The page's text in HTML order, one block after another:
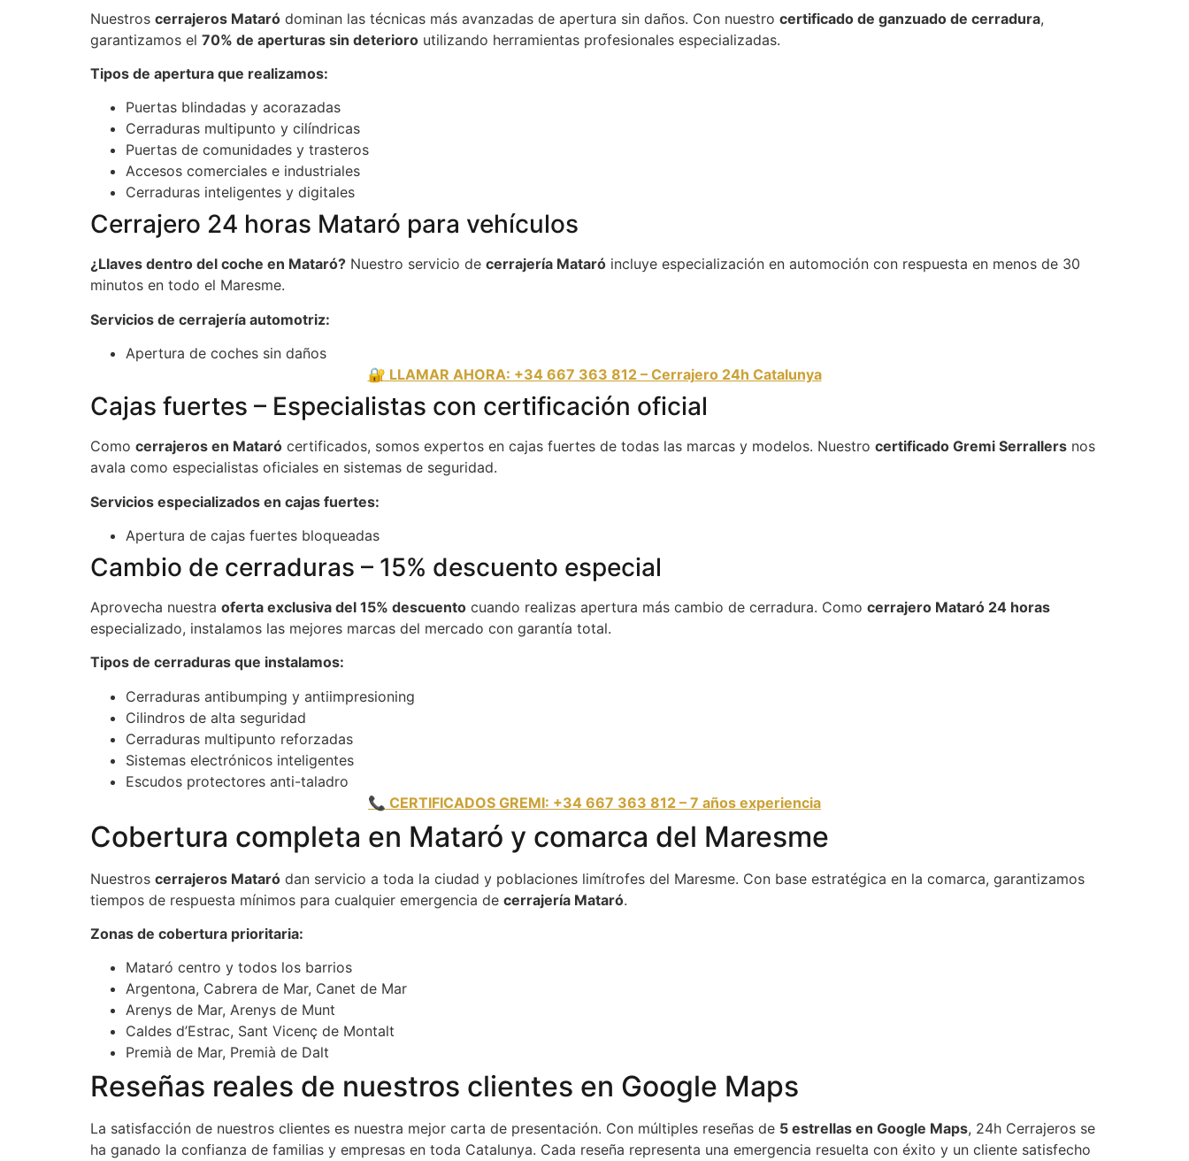
Nuestros cerrajeros Mataró dominan las técnicas más avanzadas de apertura sin daños. Con nuestro certificado de ganzuado de cerradura,
garantizamos el 70% de aperturas sin deterioro utilizando herramientas profesionales especializadas.
Tipos de apertura que realizamos:
Puertas blindadas y acorazadas
Cerraduras multipunto y cilíndricas
Puertas de comunidades y trasteros
Accesos comerciales e industriales
Cerraduras inteligentes y digitales
Cerrajero 24 horas Mataró para vehículos
¿Llaves dentro del coche en Mataró? Nuestro servicio de cerrajería Mataró incluye especialización en automoción con respuesta en menos de 30
minutos en todo el Maresme.
Servicios de cerrajería automotriz:
Apertura de coches sin daños
🔐 LLAMAR AHORA: +34 667 363 812 – Cerrajero 24h Catalunya
Cajas fuertes – Especialistas con certificación oficial
Como cerrajeros en Mataró certificados, somos expertos en cajas fuertes de todas las marcas y modelos. Nuestro certificado Gremi Serrallers nos
avala como especialistas oficiales en sistemas de seguridad.
Servicios especializados en cajas fuertes:
Apertura de cajas fuertes bloqueadas
Cambio de cerraduras – 15% descuento especial
Aprovecha nuestra oferta exclusiva del 15% descuento cuando realizas apertura más cambio de cerradura. Como cerrajero Mataró 24 horas
especializado, instalamos las mejores marcas del mercado con garantía total.
Tipos de cerraduras que instalamos:
Cerraduras antibumping y antiimpresioning
Cilindros de alta seguridad
Cerraduras multipunto reforzadas
Sistemas electrónicos inteligentes
Escudos protectores anti-taladro
📞 CERTIFICADOS GREMI: +34 667 363 812 – 7 años experiencia
Cobertura completa en Mataró y comarca del Maresme
Nuestros cerrajeros Mataró dan servicio a toda la ciudad y poblaciones limítrofes del Maresme. Con base estratégica en la comarca, garantizamos
tiempos de respuesta mínimos para cualquier emergencia de cerrajería Mataró.
Zonas de cobertura prioritaria:
Mataró centro y todos los barrios
Argentona, Cabrera de Mar, Canet de Mar
Arenys de Mar, Arenys de Munt
Caldes d’Estrac, Sant Vicenç de Montalt
Premià de Mar, Premià de Dalt
Reseñas reales de nuestros clientes en Google Maps
La satisfacción de nuestros clientes es nuestra mejor carta de presentación. Con múltiples reseñas de 5 estrellas en Google Maps, 24h Cerrajeros se
ha ganado la confianza de familias y empresas en toda Catalunya. Cada reseña representa una emergencia resuelta con éxito y un cliente satisfecho